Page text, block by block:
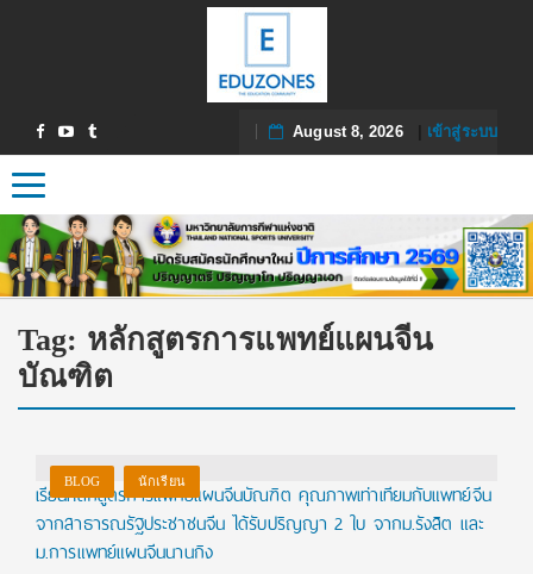
August 8, 2026| เข้าสู่ระบบ
Toggle navigation
Tag: หลักสูตรการแพทย์แผนจีน
บัณฑิต
BLOG นักเรียน
เรียนหลักสูตรการแพทย์แผนจีนบัณฑิต คุณภาพเท่าเทียมกับแพทย์จีน
จากสาธารณรัฐประชาชนจีน ได้รับปริญญา 2 ใบ จากม.รังสิต และ
ม.การแพทย์แผนจีนนานกิง